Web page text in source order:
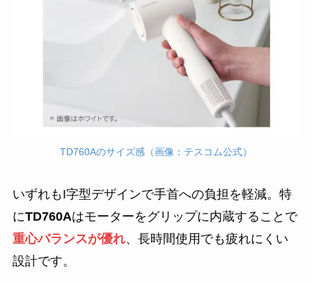
TD760Aのサイズ感（画像：テスコム公式）
いずれもI字型デザインで手首への負担を軽減。特
にTD760Aはモーターをグリップに内蔵することで
重心バランスが優れ、長時間使用でも疲れにくい
設計です。